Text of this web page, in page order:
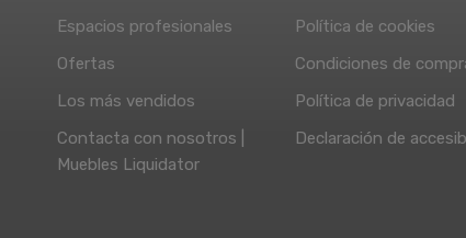
Espacios profesionales
Ofertas
Los más vendidos
Contacta con nosotros |
Muebles Liquidator
Política de cookies
Condiciones de
Política de privacidad
Declaración de